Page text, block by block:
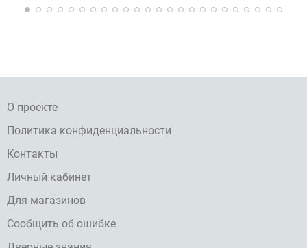
О проекте
Политика конфиденциальности
Контакты
Личный кабинет
Для магазинов
Сообщить об ошибке